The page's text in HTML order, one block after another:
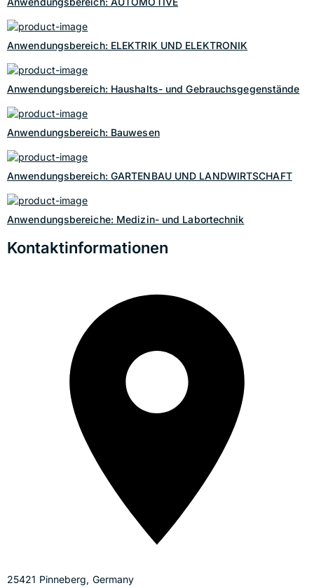
Anwendungsbereich: ELEKTRIK UND ELEKTRONIK
Anwendungsbereich: Haushalts- und Gebrauchsgegenstände
Anwendungsbereich: Bauwesen
Anwendungsbereich: GARTENBAU UND LANDWIRTSCHAFT
Anwendungsbereiche: Medizin- und Labortechnik
Kontaktinformationen
25421 Pinneberg, Germany